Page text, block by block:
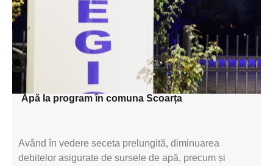
subtitluAdaugă aici
textul pentru
subtitluAdaugă aici
textul pentru subti
Apă la program în comuna Scoarța
Având în vedere seceta prelungită, diminuarea
debitelor asigurate de sursele de apă, precum și